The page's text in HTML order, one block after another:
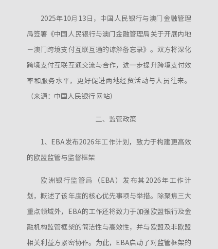
2025年10月13日，中国人民银行与澳门金融管理
局签署《中国人民银行与澳门金融管理局关于开展内地
－澳门跨境支付互联互通的谅解备忘录》。双方将深化
跨境支付互联互通交流与合作，进一步提升跨境支付效
率和服务水平，更好促进两地经贸活动与人员往来。
（来源：中国人民银行 网站）
二、监管政策
1、EBA发布2026年工作计划，致力于构建更高效
的欧盟监管与监督框架
欧洲银行监管局（EBA）发布其2026年工作计
划，概述了该年度的核心优先事项与举措。除聚焦三大
重点领域外，EBA的工作还将致力于加强欧盟银行及金
融机构监管框架的简洁性与高效性，并与欧盟及非欧盟
相关利益方紧密协作。为此，EBA启动了对监管框架的